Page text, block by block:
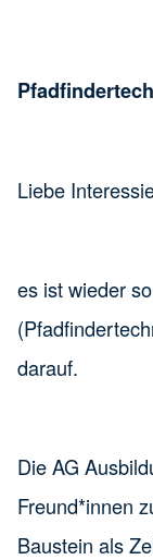
Liebe
es ist wieder
darauf.
Die AG
Freund*innen
Baustein als